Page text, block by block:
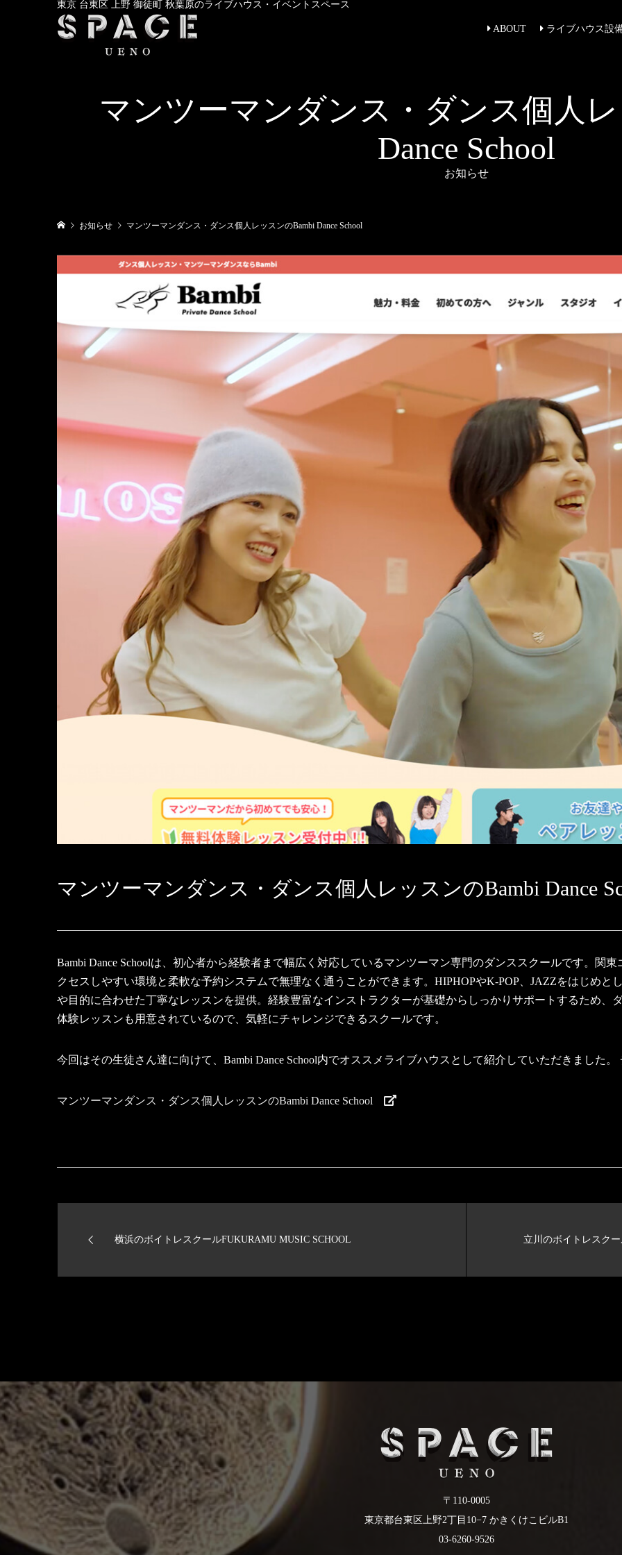
東京 台東区 上野 御徒町 秋葉原のライブハウス・イベントスペース
ABOUT ライブハウス設
マンツーマンダンス・ダンス個人
Dance School
お知らせ
お知らせ マンツーマンダンス・ダンス個人レッスンのBambi Dance School
マンツーマンダンス・ダンス個人レッスンのBambi Dance
Bambi Dance Schoolは、初心者から経験者まで幅広く対応しているマンツーマン専門のダンススクールです。関
クセスしやすい環境と柔軟な予約システムで無理なく通うことができます。HIPHOPやK-POP、JAZZをはじめと
や目的に合わせた丁寧なレッスンを提供。経験豊富なインストラクターが基礎からしっかりサポートするため、
体験レッスンも用意されているので、気軽にチャレンジできるスクールです。
今回はその生徒さん達に向けて、Bambi Dance School内でオススメライブハウスとして紹介していただきました
マンツーマンダンス・ダンス個人レッスンのBambi Dance School
横浜のボイトレスクールFUKURAMU MUSIC SCHOOL 立川のボイトレスク
〒110-0005
東京都台東区上野2丁目10−7 かきくけこビルB1
03-6260-9526